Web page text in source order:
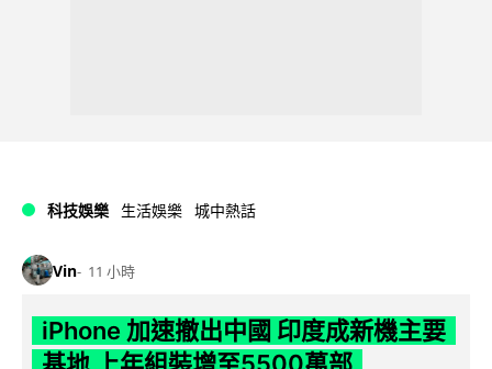
科技娛樂 生活娛樂 城中熱話
Vin 11 小時
iPhone 加速撤出中國 印度成新機主要